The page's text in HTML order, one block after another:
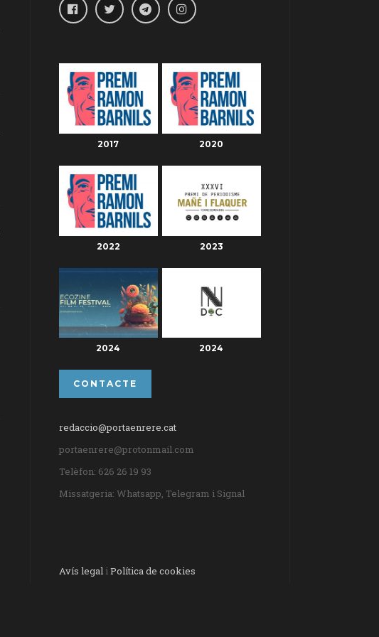
2017 2020
2022 2023
2024 2024
CONTACTE
redaccio@portaenrere.cat
portaenrere@protonmail.com
Telèfon: 626 26 19 93
Missatgeria: Whatsapp, Telegram i Signal
Avís legaliPolítica de cookies